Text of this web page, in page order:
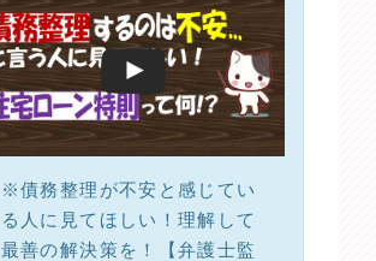
※債務整理が不安と感じてい
る人に見てほしい！理解して
最善の解決策を！【弁護士監